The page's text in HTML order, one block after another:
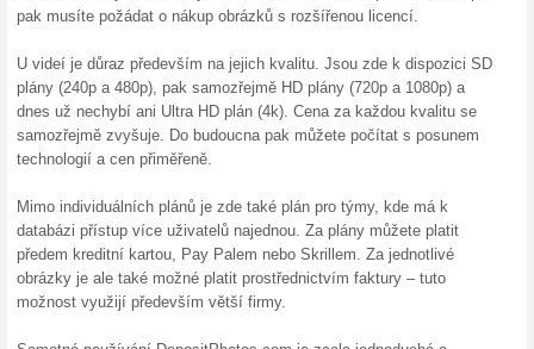
100% fungovalo
Akce
Zaregistrujte se a získejte
zdarma. Vyplatí se tak
některá z těchto bezplatných